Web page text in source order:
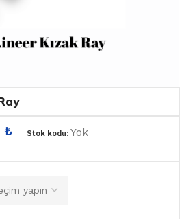
₺ Stok kodu: Yok